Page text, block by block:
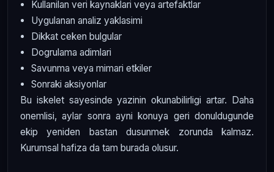
Kullanilan veri kaynaklari veya artefaktlar
Uygulanan analiz yaklasimi
Dikkat ceken bulgular
Dogrulama adimlari
Savunma veya mimari etkiler
Sonraki aksiyonlar
Bu iskelet sayesinde yazinin okunabilirligi artar. Daha
onemlisi, aylar sonra ayni konuya geri donuldugunde
ekip yeniden bastan dusunmek zorunda kalmaz.
Kurumsal hafiza da tam burada olusur.